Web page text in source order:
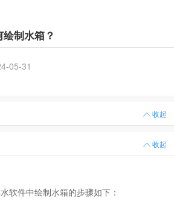
制水箱？
05-31
收起
收起
软件中绘制水箱的步骤如下：